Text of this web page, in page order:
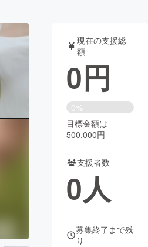
音楽
ジェット ゲーム・サ
書籍・雑誌
チャレンジ
CAMPFIRE Creation
税
現在の支援総
額
0円
0%
目標金額は
500,000円
支援者数
0人
募集終了まで残
り